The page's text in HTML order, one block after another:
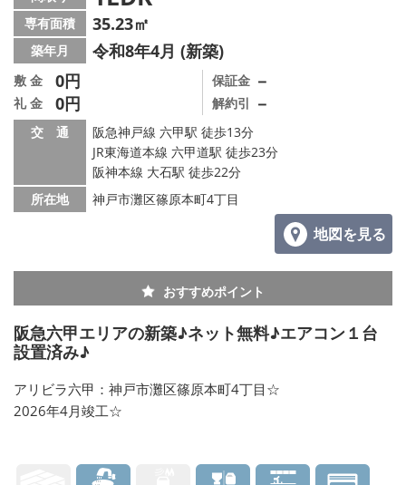
専有面積 35.23㎡
築年月 令和8年4月 (新築)
敷 金 0円
礼 金 0円
保証金 －
解約引 －
交 通
阪急神戸線 六甲駅 徒歩13分
JR東海道本線 六甲道駅 徒歩23分
阪神本線 大石駅 徒歩22分
所在地
神戸市灘区篠原本町4丁目
地図を見る
おすすめポイント
阪急六甲エリアの新築♪ネット無料♪エアコン１台
設置済み♪
アリビラ六甲：神戸市灘区篠原本町4丁目☆
2026年4月竣工☆